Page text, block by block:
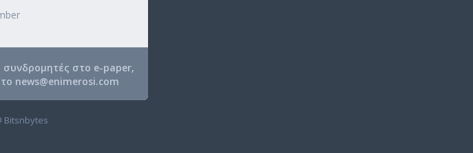
συνδρομητές στο e-paper,
news@enimerosi.com
Bitsnbytes